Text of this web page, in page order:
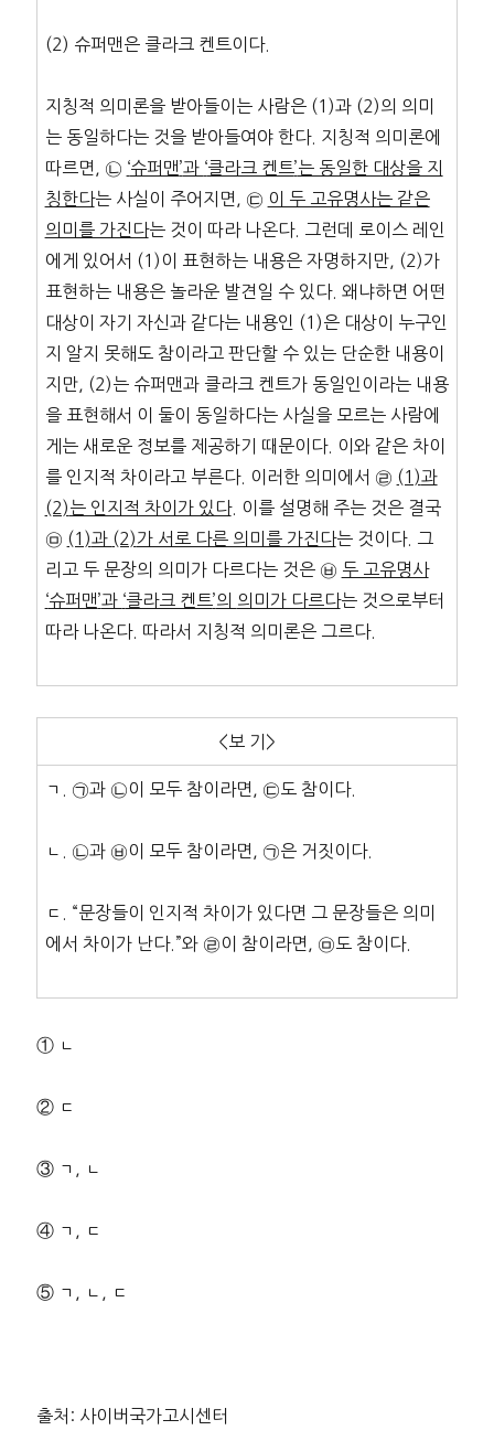
(2) 슈퍼맨은 클라크 켄트이다.
지칭적 의미론을 받아들이는 사람은 (1)과 (2)의 의미
는 동일하다는 것을 받아들여야 한다. 지칭적 의미론에
따르면, ㉡ ‘슈퍼맨’과 ‘클라크 켄트’는 동일한 대상을 지
칭한다는 사실이 주어지면, ㉢ 이 두 고유명사는 같은
의미를 가진다는 것이 따라 나온다. 그런데 로이스 레인
에게 있어서 (1)이 표현하는 내용은 자명하지만, (2)가
표현하는 내용은 놀라운 발견일 수 있다. 왜냐하면 어떤
대상이 자기 자신과 같다는 내용인 (1)은 대상이 누구인
지 알지 못해도 참이라고 판단할 수 있는 단순한 내용이
지만, (2)는 슈퍼맨과 클라크 켄트가 동일인이라는 내용
을 표현해서 이 둘이 동일하다는 사실을 모르는 사람에
게는 새로운 정보를 제공하기 때문이다. 이와 같은 차이
를 인지적 차이라고 부른다. 이러한 의미에서 ㉣ (1)과
(2)는 인지적 차이가 있다. 이를 설명해 주는 것은 결국
㉤ (1)과 (2)가 서로 다른 의미를 가진다는 것이다. 그
리고 두 문장의 의미가 다르다는 것은 ㉥ 두 고유명사
‘슈퍼맨’과 ‘클라크 켄트’의 의미가 다르다는 것으로부터
따라 나온다. 따라서 지칭적 의미론은 그르다.
<보 기>
ㄱ. ㉠과 ㉡이 모두 참이라면, ㉢도 참이다.
ㄴ. ㉡과 ㉥이 모두 참이라면, ㉠은 거짓이다.
ㄷ. “문장들이 인지적 차이가 있다면 그 문장들은 의미
에서 차이가 난다.”와 ㉣이 참이라면, ㉤도 참이다.
① ㄴ
② ㄷ
③ ㄱ, ㄴ
④ ㄱ, ㄷ
⑤ ㄱ, ㄴ, ㄷ
출처: 사이버국가고시센터